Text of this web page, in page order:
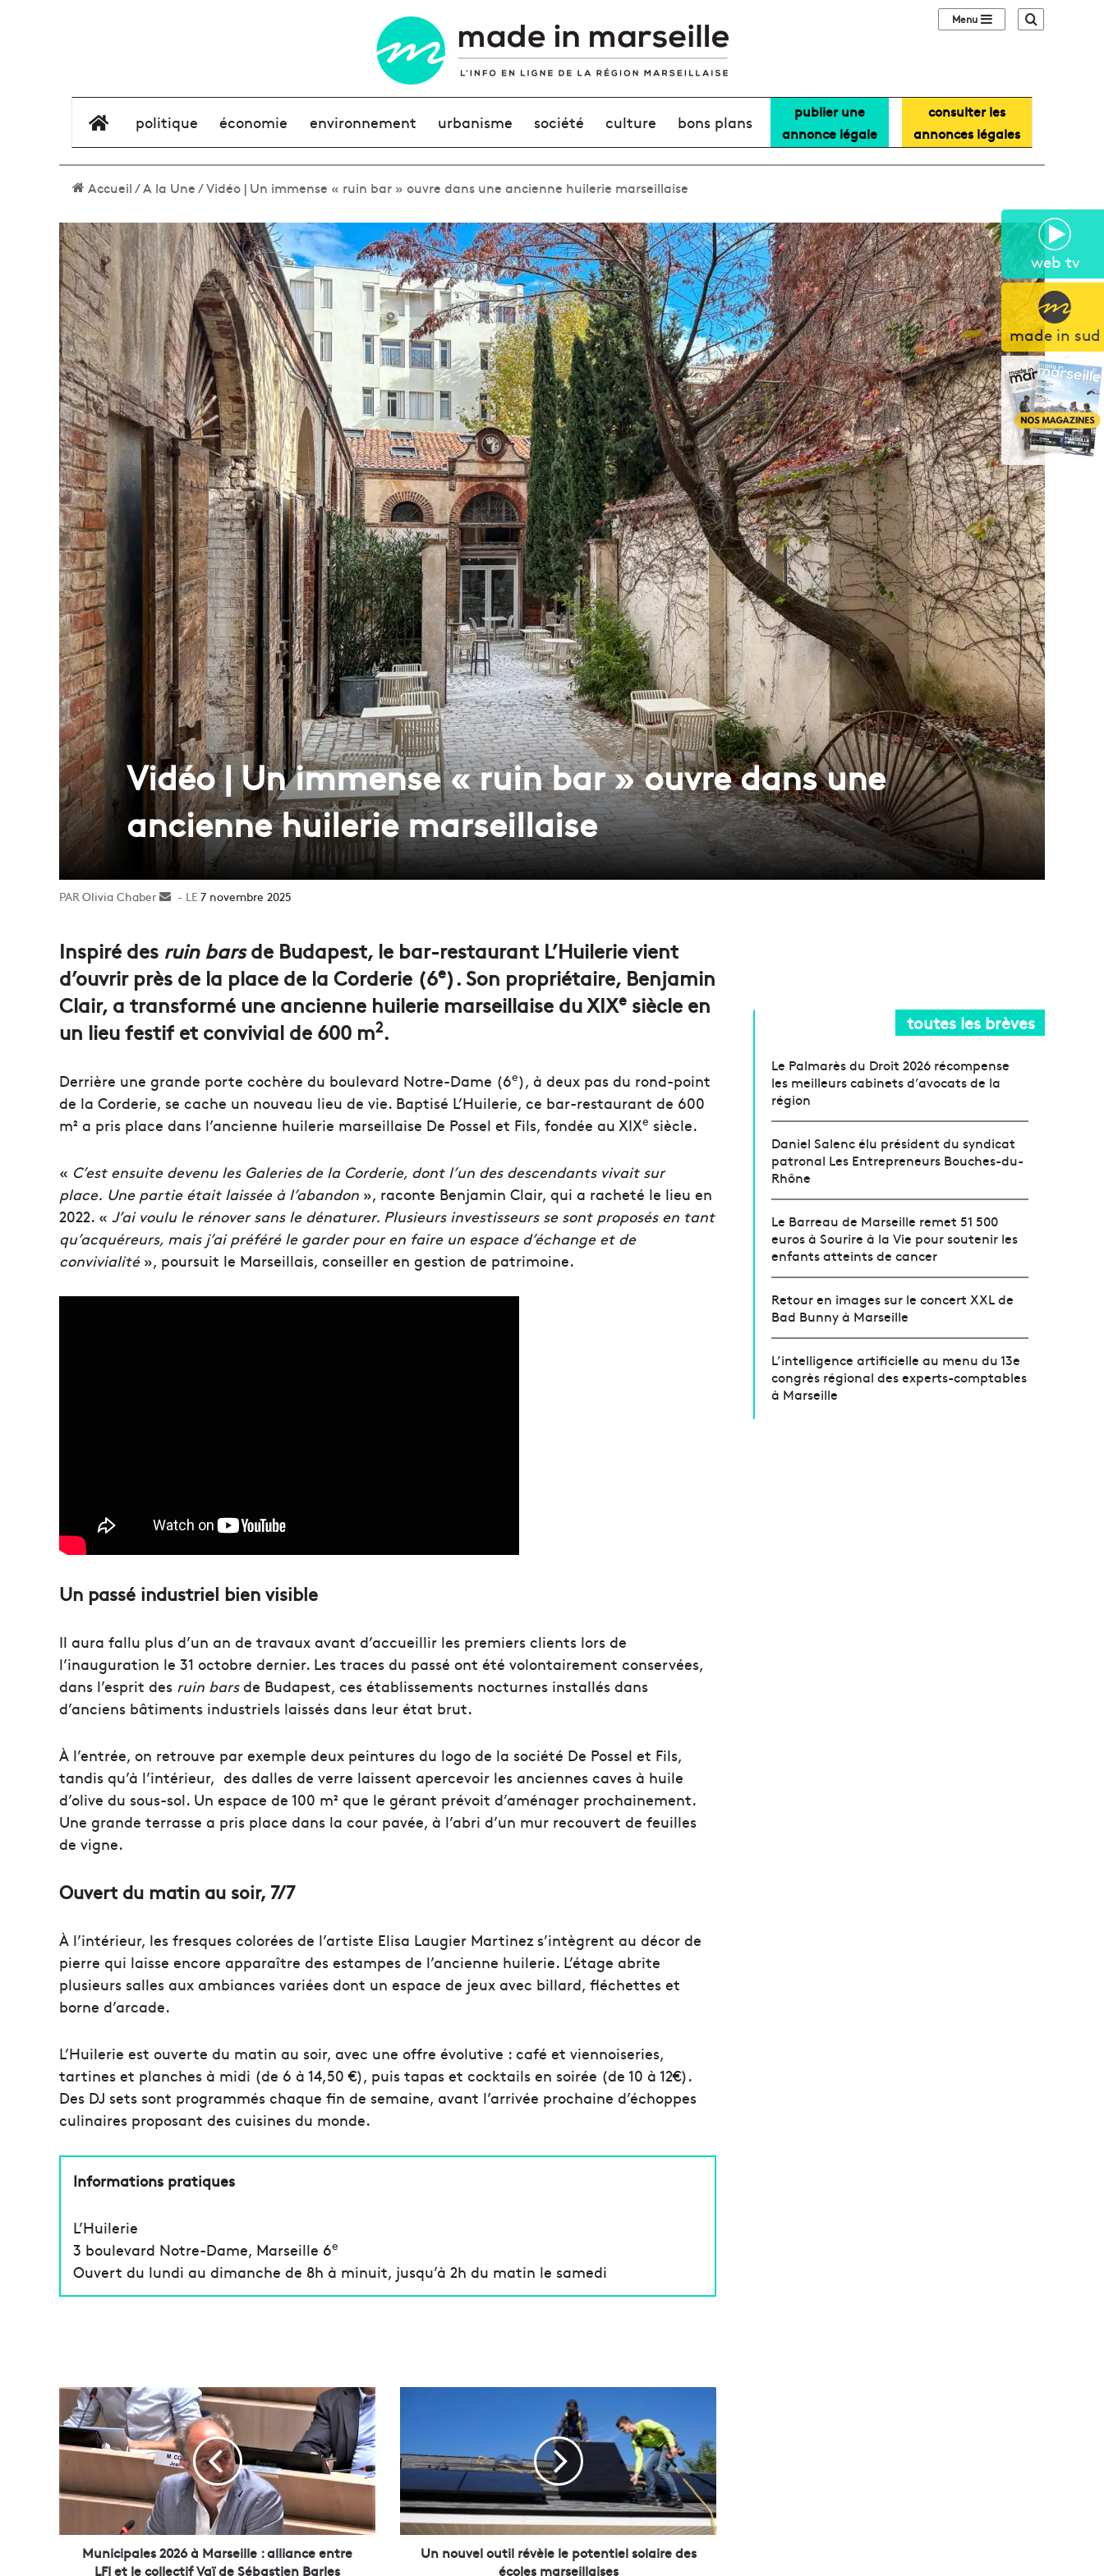
web tv
made in sud
Sidebar (barre
élément de menu
politique économie environnement urbanisme société culture bons plans
publier une
annonce légale
consulter les
annonces légales
Accueil/A la Une/Vidéo | Un immense « ruin bar » ouvre dans une ancienne huilerie marseillaise
Vidéo | Un immense « ruin bar » ouvre dans une
ancienne huilerie marseillaise
Olivia Chaber
Envoyer7 novembre 2025
Inspiré des ruin barsde Budapest, le bar-restaurant L’Huilerie vient
d’ouvrir près de la place de la Corderie (6e). Son propriétaire, Benjamin
Clair, a transformé une ancienne huilerie marseillaise du XIXe siècle en
un lieu festif et convivial de 600 m2.
Derrière une grande porte cochère du boulevard Notre-Dame (6e), à deux pas du rond-point
de la Corderie, se cache un nouveau lieu de vie. Baptisé L’Huilerie, ce bar-restaurant de 600
m² a pris place dans l’ancienne huilerie marseillaise De Possel et Fils, fondée au XIXe siècle.
« C’est ensuite devenu les Galeries de la Corderie, dont l’un des descendants vivait sur
place. Une partie était laissée à l’abandon », raconte Benjamin Clair, qui a racheté le lieu en
2022. « J’ai voulu le rénover sans le dénaturer. Plusieurs investisseurs se sont proposés en tant
qu’acquéreurs, mais j’ai préféré le garder pour en faire un espace d’échange et de
convivialité», poursuit le Marseillais, conseiller en gestion de patrimoine.
Un passé industriel bien visible
Il aura fallu plus d’un an de travaux avant d’accueillir les premiers clients lors de
l’inauguration le 31 octobre dernier. Les traces du passé ont été volontairement conservées,
dans l’esprit des ruin barsde Budapest, ces établissements nocturnes installés dans
d’anciens bâtiments industriels laissés dans leur état brut.
À l’entrée, on retrouve par exemple deux peintures du logo de la société De Possel et Fils,
tandis qu’à l’intérieur, des dalles de verre laissent apercevoir les anciennes caves à huile
d’olive du sous-sol. Un espace de 100 m² que le gérant prévoit d’aménager prochainement.
Une grande terrasse a pris place dans la cour pavée, à l’abri d’un mur recouvert de feuilles
de vigne.
Ouvert du matin au soir, 7/7
À l’intérieur, les fresques colorées de l’artiste Elisa Laugier Martinez s’intègrent au décor de
pierre qui laisse encore apparaître des estampes de l’ancienne huilerie. L’étage abrite
plusieurs salles aux ambiances variées dont un espace de jeux avec billard, fléchettes et
borne d’arcade.
L’Huilerie est ouverte du matin au soir, avec une offre évolutive : café et viennoiseries,
tartines et planches à midi (de 6 à 14,50 €), puis tapas et cocktails en soirée (de 10 à 12€).
Des DJ sets sont programmés chaque fin de semaine, avant l’arrivée prochaine d’échoppes
culinaires proposant des cuisines du monde.
Informations pratiques
L’Huilerie
3 boulevard Notre-Dame, Marseille 6e
Ouvert du lundi au dimanche de 8h à minuit, jusqu’à 2h du matin le samedi
M
n
i
i
p
l
Municipales 2026 à Marseille : alliance entre
LFI et le collectif Vaï de Sébastien Barles
u
e
l
o
Un nouvel outil révèle le potentiel solaire des
écoles marseillaises
toutes les brèves
Le Palmarès du Droit 2026 récompense
les meilleurs cabinets d’avocats de la
région
Daniel Salenc élu président du syndicat
patronal Les Entrepreneurs Bouches-du-
Rhône
Le Barreau de Marseille remet 51 500
euros à Sourire à la Vie pour soutenir les
enfants atteints de cancer
Retour en images sur le concert XXL de
Bad Bunny à Marseille
L’intelligence artificielle au menu du 13e
congrès régional des experts-comptables
à Marseille